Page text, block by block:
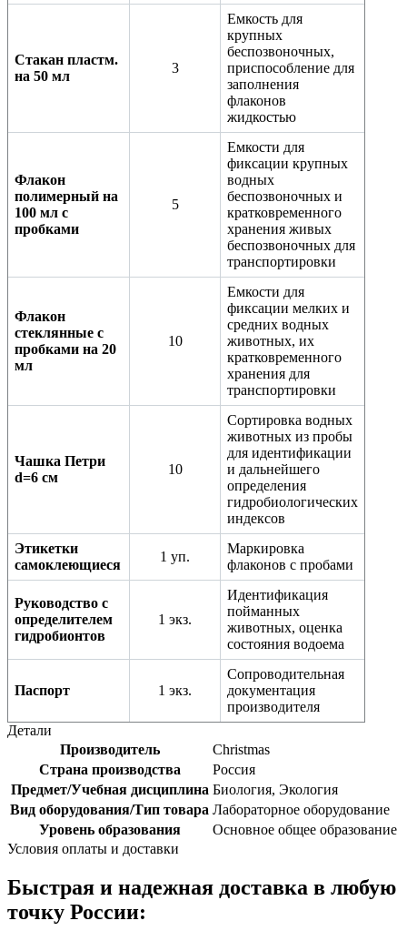
Стакан пластм.
на 50 мл
3
Емкость для
крупных
беспозвоночных,
приспособление для
заполнения
флаконов
жидкостью
Флакон
полимерный на
100 мл с
пробками
5
Емкости для
фиксации крупных
водных
беспозвоночных и
кратковременного
хранения живых
беспозвоночных для
транспортировки
Флакон
стеклянные с
пробками на 20
мл
10
Емкости для
фиксации мелких и
средних водных
животных, их
кратковременного
хранения для
транспортировки
Чашка Петри
d=6 см
10
Сортировка водных
животных из пробы
для идентификации
и дальнейшего
определения
гидробиологических
индексов
Этикетки
самоклеющиеся
1 уп.
Маркировка
флаконов с пробами
Руководство с
определителем
гидробионтов
1 экз.
Идентификация
пойманных
животных, оценка
состояния водоема
Паспорт 1 экз.
Сопроводительная
документация
производителя
Детали
Производитель
Christmas
Страна производства
Россия
Предмет/Учебная дисциплина Биология, Экология
Вид оборудования/Тип товара Лабораторное оборудование
Уровень образования
Основное общее образование
Условия оплаты и доставки
Быстрая и надежная доставка в любую
точку России: